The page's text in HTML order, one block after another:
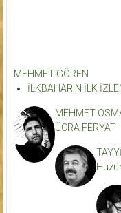
MEHMET GÖREN
İLKBAHARIN İLK
MEHMET
ÜCRA FERYAT